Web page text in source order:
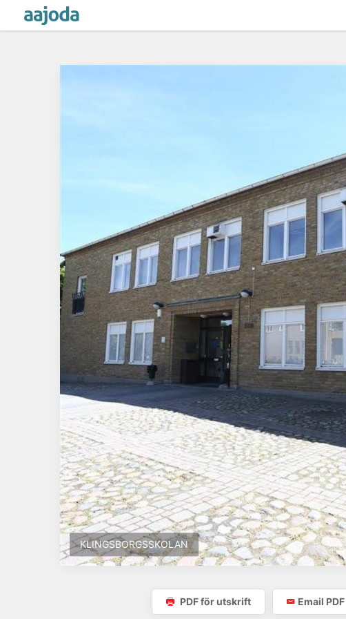
KLINGSBORGSSKOLAN
PDF för utskrift Email PDF